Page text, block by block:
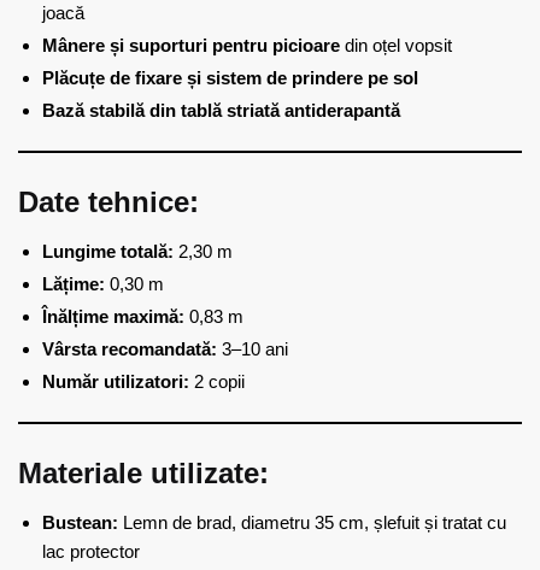
joacă
Mânere și suporturi pentru picioare din oțel vopsit
Plăcuțe de fixare și sistem de prindere pe sol
Bază stabilă din tablă striată antiderapantă
Date tehnice:
Lungime totală: 2,30 m
Lățime: 0,30 m
Înălțime maximă: 0,83 m
Vârsta recomandată: 3–10 ani
Număr utilizatori: 2 copii
Materiale utilizate:
Bustean: Lemn de brad, diametru 35 cm, șlefuit și tratat cu
lac protector